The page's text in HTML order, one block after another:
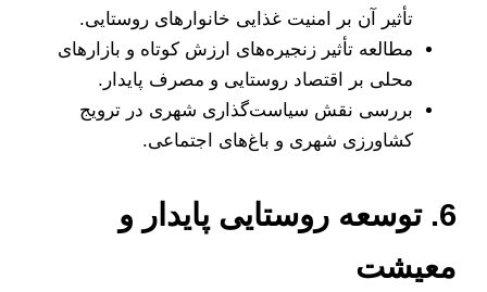
تأثیر آن بر امنیت غذایی خانوارهای روستایی.
مطالعه تأثیر زنجیره‌های ارزش کوتاه و بازارهای
محلی بر اقتصاد روستایی و مصرف پایدار.
بررسی نقش سیاست‌گذاری شهری در ترویج
کشاورزی شهری و باغ‌های اجتماعی.
6. توسعه روستایی پایدار و
معیشت